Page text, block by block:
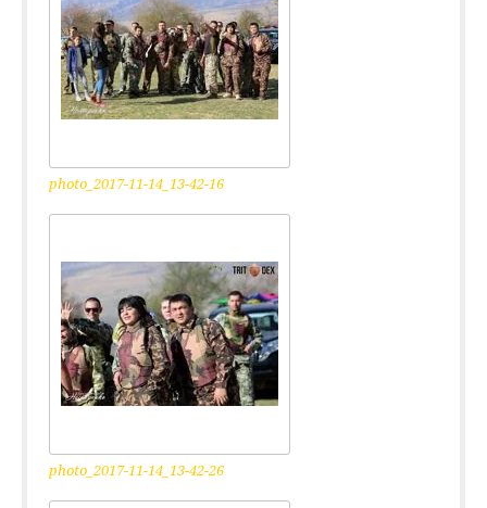
photo_2017-11-14_13-42-16
photo_2017-11-14_13-42-26